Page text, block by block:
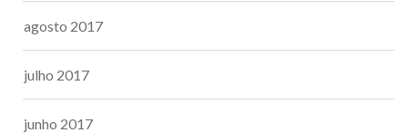
agosto 2017
julho 2017
junho 2017